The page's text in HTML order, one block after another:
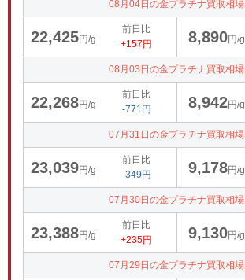
08月04日の金プラチナ買取相場
22,425円/g
前日比
+157円
8,890円/g
08月03日の金プラチナ買取相場
22,268円/g
前日比
-771円
8,942円/g
07月31日の金プラチナ買取相場
23,039円/g
前日比
-349円
9,178円/g
07月30日の金プラチナ買取相場
23,388円/g
前日比
+235円
9,130円/g
07月29日の金プラチナ買取相場